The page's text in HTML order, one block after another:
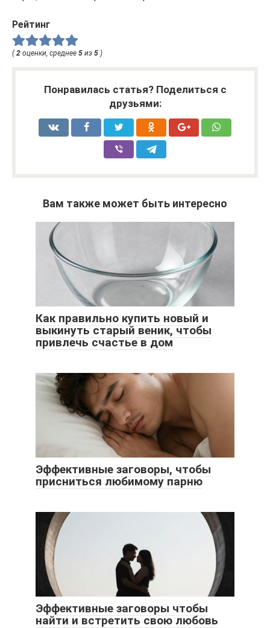
Рейтинг
(2 оценки, среднее 5 из 5 )
Понравилась статья? Поделиться с
друзьями:
Вам также может быть интересно
Как правильно купить новый и
выкинуть старый веник, чтобы
привлечь счастье в дом
Эффективные заговоры, чтобы
присниться любимому парню
Эффективные заговоры чтобы
найти и встретить свою любовь